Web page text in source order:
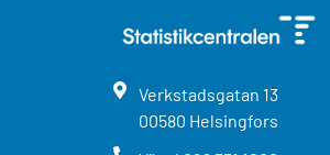
Verkstadsgatan 13
00580 Helsingfors